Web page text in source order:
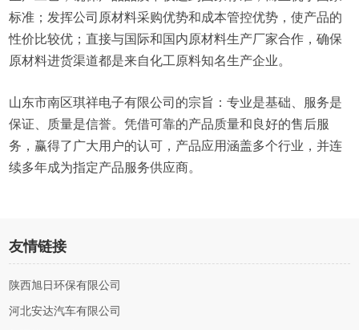
标准；发挥公司原材料采购优势和成本管控优势，使产品的
性价比较优；直接与国际和国内原材料生产厂家合作，确保
原材料进货渠道都是来自化工原料知名生产企业。
山东市南区琪祥电子有限公司的宗旨：专业是基础、服务是
保证、质量是信誉。凭借可靠的产品质量和良好的售后服
务，赢得了广大用户的认可，产品应用涵盖多个行业，并连
续多年成为指定产品服务供应商。
友情链接
陕西旭日环保有限公司
河北安达汽车有限公司